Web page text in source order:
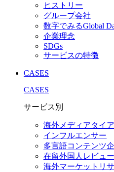
ヒストリー
グループ会社
数字でみるGlobal
企業理念
SDGs
サービスの特徴
CASES
CASES
サービス別
海外メディアタイ
インフルエンサー
多言語コンテンツ
在留外国⼈レビュ
海外マーケットリ